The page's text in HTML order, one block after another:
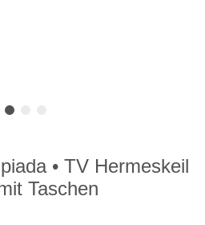
• TV Hermeskeil
Taschen